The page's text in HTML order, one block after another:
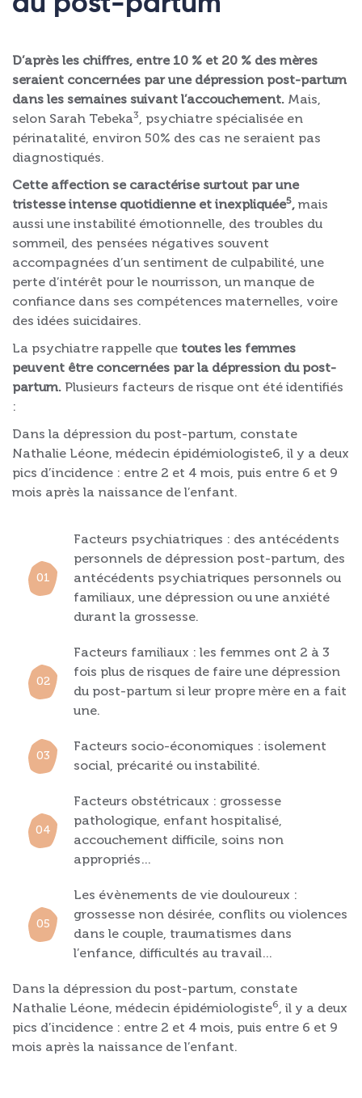
D’après les chiffres, entre 10 % et 20 % des mères
seraient concernées par une dépression post-partum
dans les semaines suivant l’accouchement. Mais,
selon Sarah Tebeka3
, psychiatre spécialisée en
périnatalité, environ 50% des cas ne seraient pas
diagnostiqués.
Cette affection se caractérise surtout par une
tristesse intense quotidienne et inexpliquée5, mais
aussi une instabilité émotionnelle, des troubles du
sommeil, des pensées négatives souvent
accompagnées d’un sentiment de culpabilité, une
perte d’intérêt pour le nourrisson, un manque de
confiance dans ses compétences maternelles, voire
des idées suicidaires.
La psychiatre rappelle que toutes les femmes
peuvent être concernées par la dépression du post-
partum. Plusieurs facteurs de risque ont été identifiés
:
Dans la dépression du post-partum, constate
Nathalie Léone, médecin épidémiologiste6, il y a deux
pics d’incidence : entre 2 et 4 mois, puis entre 6 et 9
mois après la naissance de l’enfant.
Facteurs psychiatriques : des antécédents
personnels de dépression post-partum, des
antécédents psychiatriques personnels ou
familiaux, une dépression ou une anxiété
durant la grossesse.
Facteurs familiaux : les femmes ont 2 à 3
fois plus de risques de faire une dépression
du post-partum si leur propre mère en a fait
une.
Facteurs socio-économiques : isolement
social, précarité ou instabilité.
Facteurs obstétricaux : grossesse
pathologique, enfant hospitalisé,
accouchement difficile, soins non
appropriés…
Les évènements de vie douloureux :
grossesse non désirée, conflits ou violences
dans le couple, traumatismes dans
l’enfance, difficultés au travail…
Dans la dépression du post-partum, constate
Nathalie Léone, médecin épidémiologiste6
, il y a deux
pics d’incidence : entre 2 et 4 mois, puis entre 6 et 9
mois après la naissance de l’enfant.